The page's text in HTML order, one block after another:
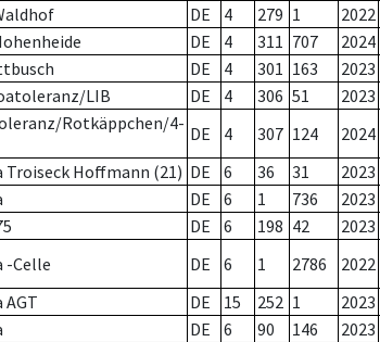
DE 4 279 1 2022
DE 4 311 707 2024
DE 4 301 163 2023
LIB DE 4 306 51 2023
Rotkäppchen/4- DE 4 307 124 2024
Troiseck Hoffmann (21) DE 6 36 31 2023
DE 6 1 736 2023
DE 6 198 42 2023
-Celle DE 6 1 2786 2022
AGT DE 15 252 1 2023
DE 6 90 146 2023